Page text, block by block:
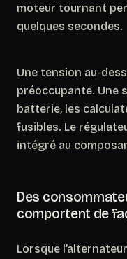
moteur tournant
quelques secondes.
Une tension au-
préoccupante. Une
batterie, les
fusibles. Le
intégré au
Des
comportent de
Lorsque